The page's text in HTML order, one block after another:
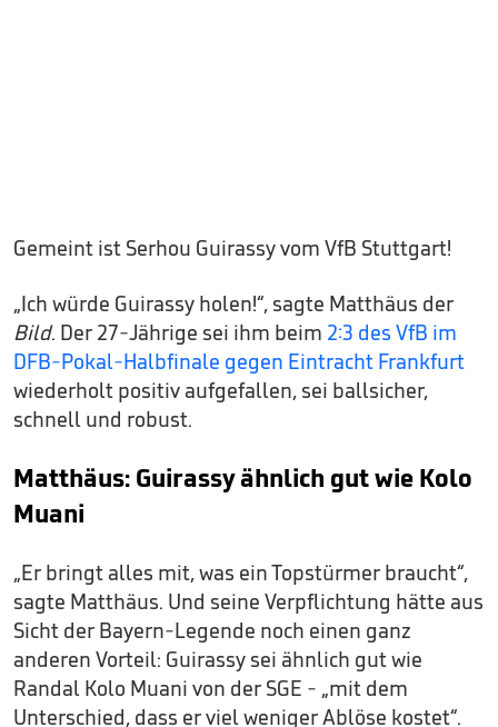
Gemeint ist Serhou Guirassy vom VfB Stuttgart!
„Ich würde Guirassy holen!“, sagte Matthäus der
Bild. Der 27-Jährige sei ihm beim 2:3 des VfB im
DFB-Pokal-Halbfinale gegen Eintracht Frankfurt
wiederholt positiv aufgefallen, sei ballsicher,
schnell und robust.
Matthäus: Guirassy ähnlich gut wie Kolo
Muani
„Er bringt alles mit, was ein Topstürmer braucht“,
sagte Matthäus. Und seine Verpflichtung hätte aus
Sicht der Bayern-Legende noch einen ganz
anderen Vorteil: Guirassy sei ähnlich gut wie
Randal Kolo Muani von der SGE - „mit dem
Unterschied, dass er viel weniger Ablöse kostet“.